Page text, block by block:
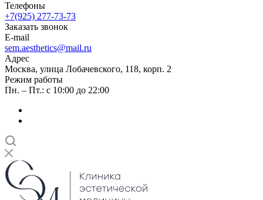
Телефоны
+7(925) 277-73-73
Заказать звонок
E-mail
sem.aesthetics@mail.ru
Адрес
Москва, улица Лобачевского, 118, корп. 2
Режим работы
Пн. – Пт.: с 10:00 до 22:00